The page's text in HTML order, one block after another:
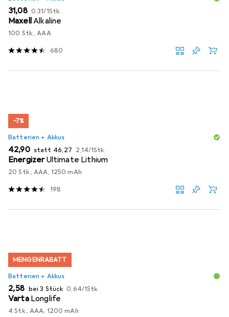
EUR
31,08 EUR
0,31/1Stk.
MaxellAlkaline
100 Stk., AAA
680
−7%
Batterien + Akkus
EUR
42,90 statt EUR
46,27 EUR
2,14/1Stk.
EnergizerUltimate Lithium
20 Stk., AAA, 1250 mAh
198
MENGENRABATT
Batterien + Akkus
EUR
2,58 bei 3 Stück EUR
0,64/1Stk.
Varta Longlife
4 Stk., AAA, 1200 mAh